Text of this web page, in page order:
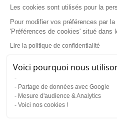
Les cookies sont utilisés pour la
Pour modifier vos préférences par
'Préférences de cookies' situé dans
Lire la politique de confidentialité
Voici pourquoi nous
Partage de données avec Google
Mesure d'audience & Analytics
Voici nos cookies !
CUISSON DES
Si vous avez l'habitude
des légumes, sachez qu'il
manières de réutiliser l'
haricots
lors de la cuisson de
vous pouvez vous servir
ajouter des nutriments et
supplémentaires à vos
D'autre part, vous avez